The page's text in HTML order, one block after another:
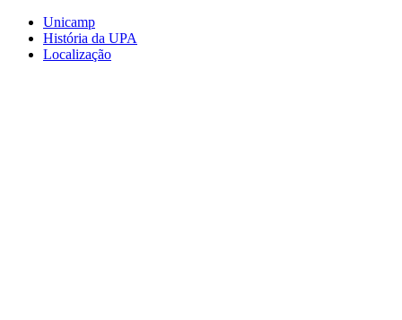
Conteúdo principal
Unicamp
História da UPA
Localização